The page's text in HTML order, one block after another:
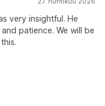
very insightful. He
patience. We will be